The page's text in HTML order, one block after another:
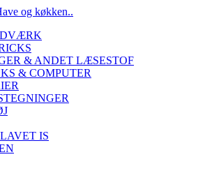
og køkken..
& ANDET LÆSESTOF
& COMPUTER
IS